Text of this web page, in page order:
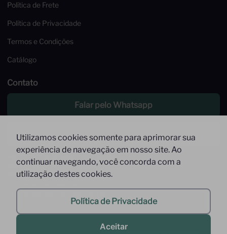
Utilizamos cookies somente para aprimorar sua
experiência de navegação em nosso site. Ao
continuar navegando, você concorda com a
utilização destes cookies.
Política de Privacidade
Aceitar
Política de Frete
Política de Privacidade
Termos e Condições
Catálogo
Contato
Falar pelo Whatsapp
Enviar um email
Atendimento de Segunda à Sexta,
das 09 às 17h
Whatsapp: (11) 9 9278-9369
faleconosco@interfood.com.br